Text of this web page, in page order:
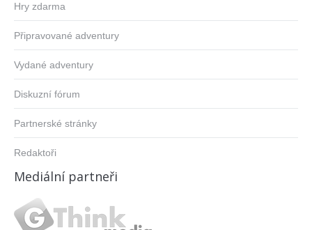
Hry zdarma
Připravované adventury
Vydané adventury
Diskuzní fórum
Partnerské stránky
Redaktoři
Mediální partneři